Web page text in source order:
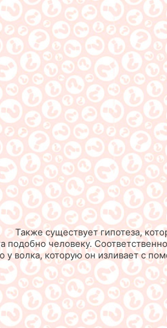
Также существует гипотеза,
подобно человеку.
волка, которую он изливает с